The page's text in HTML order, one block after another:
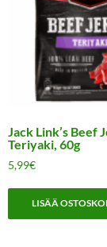
Jack Link’s Beef
Teriyaki, 60g
5,99€
LISÄÄ